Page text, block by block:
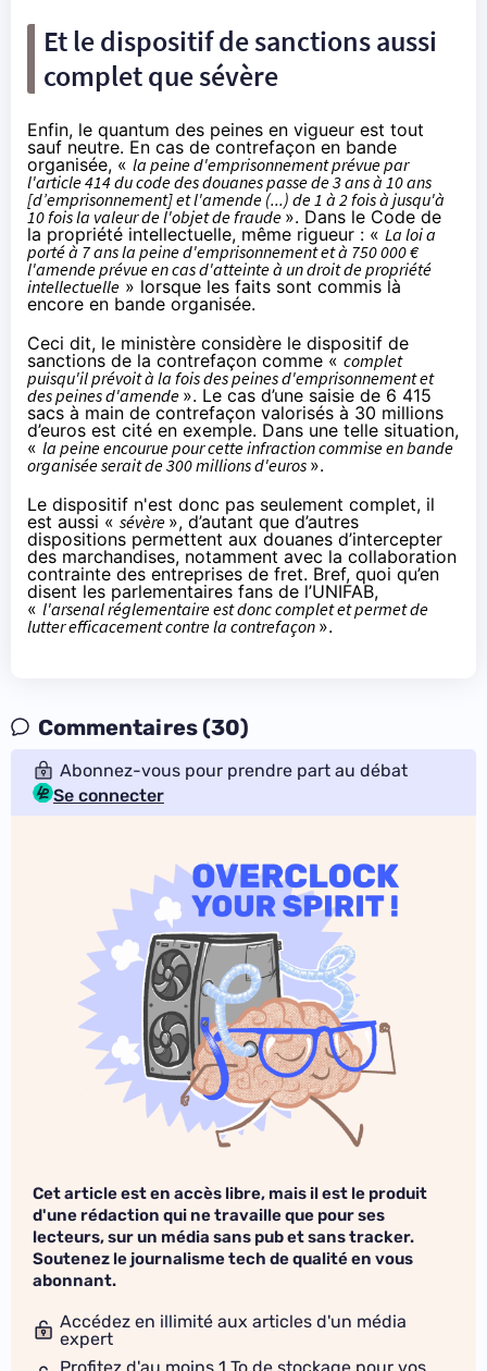
Et le dispositif de sanctions aussi
complet que sévère
Enfin, le quantum des peines en vigueur est tout
sauf neutre. En cas de contrefaçon en bande
organisée, « la peine d'emprisonnement prévue par
l'article 414 du code des douanes passe de 3 ans à 10 ans
[d’emprisonnement] et l'amende (...) de 1 à 2 fois à jusqu'à
10 fois la valeur de l'objet de fraude». Dans le Code de
la propriété intellectuelle, même rigueur : « La loi a
porté à 7 ans la peine d'emprisonnement et à 750 000 €
l'amende prévue en cas d'atteinte à un droit de propriété
intellectuelle » lorsque les faits sont commis là
encore en bande organisée.
Ceci dit, le ministère considère le dispositif de
sanctions de la contrefaçon comme « complet
puisqu'il prévoit à la fois des peines d'emprisonnement et
des peines d'amende ». Le cas d’une saisie de 6 415
sacs à main de contrefaçon valorisés à 30 millions
d’euros est cité en exemple. Dans une telle situation,
« la peine encourue pour cette infraction commise en bande
organisée serait de 300 millions d'euros ».
Le dispositif n'est donc pas seulement complet, il
est aussi « sévère », d’autant que d’autres
dispositions permettent aux douanes d’intercepter
des marchandises, notamment avec la collaboration
contrainte des entreprises de fret. Bref, quoi qu’en
disent les parlementaires fans de l’UNIFAB,
« l'arsenal réglementaire est donc complet et permet de
lutter efficacement contre la contrefaçon ».
Commentaires (30)
Abonnez-vous pour prendre part au débat
Se connecter
Cet article est en accès libre, mais il est le produit
d'une rédaction qui ne travaille que pour ses
lecteurs, sur un média sans pub et sans tracker.
Soutenez le journalisme tech de qualité en vous
abonnant.
Accédez en illimité aux articles d'un média
expert
Profitez d'au moins 1 To de stockage pour vos